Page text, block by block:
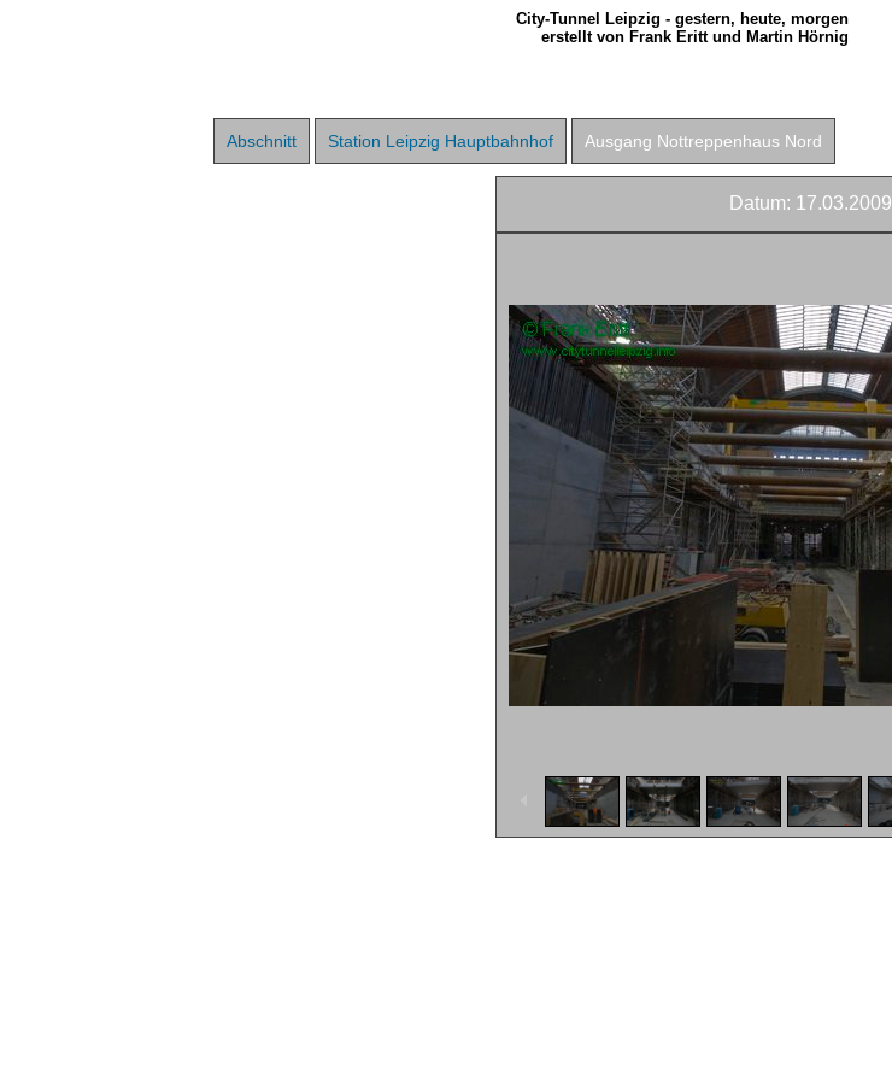
City-Tunnel Leipzig - gestern, heute, morgen
erstellt von Frank Eritt und Martin Hörnig
Abschnitt Station Leipzig Hauptbahnhof Ausgang Nottreppenhaus Nord
Datum: 17.03.2009